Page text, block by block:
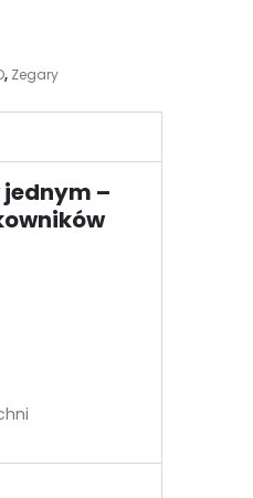
, Zegary
–